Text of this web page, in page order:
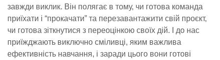
завжди виклик. Він полягає в тому, чи готова команда
приїхати і “прокачати” та перезавантажити свій проєкт,
чи готова зіткнутися з переоцінкою своїх дій. І до нас
приїжджають виключно сміливці, яким важлива
ефективність навчання, і заради цього вони готові